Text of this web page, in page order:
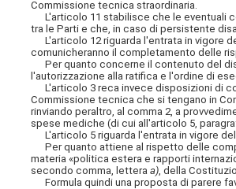
Commissione tecnica straordinaria.
L'articolo 11 stabilisce che le eventuali
tra le Parti e che, in caso di persistente
L'articolo 12 riguarda l'entrata in vigore
comunicheranno il completamento delle
Per quanto concerne il contenuto del
l'autorizzazione alla ratifica e l'ordine di
L'articolo 3 reca invece disposizioni di
Commissione tecnica che si tengano in
rinviando peraltro, al comma 2, a
spese mediche (di cui all'articolo 5,
L'articolo 5 riguarda l'entrata in vigore
Per quanto attiene al rispetto delle
materia «politica estera e rapporti
secondo comma, letteraa) , della
Formula quindi una proposta di parere